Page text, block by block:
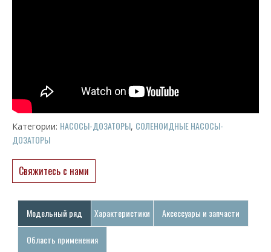
Категории: НАСОСЫ-ДОЗАТОРЫ, СОЛЕНОИДНЫЕ НАСОСЫ-
ДОЗАТОРЫ
Свяжитесь с нами
Модельный ряд Характеристики Аксессуары и запчасти
Область применения